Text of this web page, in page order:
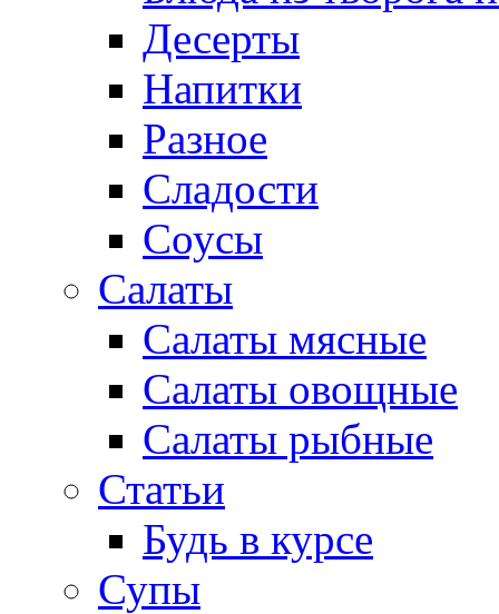
Десерты
Напитки
Разное
Сладости
Соусы
Салаты
Салаты мясные
Салаты овощные
Салаты рыбные
Статьи
Будь в курсе
Супы